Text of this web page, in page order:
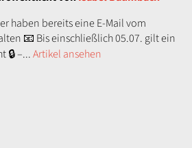
haben bereits eine E-Mail vom
📧 Bis einschließlich 05.07. gilt ein
🔒 –...Artikel ansehen